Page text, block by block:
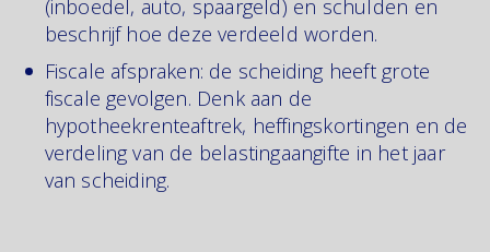
(inboedel, auto, spaargeld) en schulden en
beschrijf hoe deze verdeeld worden.
Fiscale afspraken: de scheiding heeft grote
fiscale gevolgen. Denk aan de
hypotheekrenteaftrek, heffingskortingen en de
verdeling van de belastingaangifte in het jaar
van scheiding.